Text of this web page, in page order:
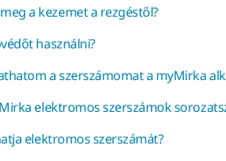
a kezemet a rezgéstől?
használni?
a szerszámomat a myMirka
elektromos szerszámok
elektromos szerszámát?